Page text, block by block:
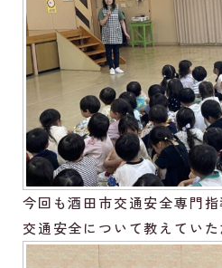
今回も酒田市交通安全専門指
交通安全について教えていた